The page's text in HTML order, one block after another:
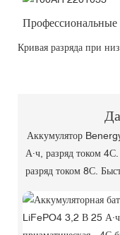
Кривая разряда при
Аккумулятор
А·ч, разряд током
разряд током 8С.